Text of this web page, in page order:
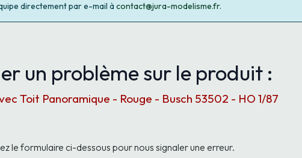
directement par e-mail à contact@jura-modelisme.fr.
un problème sur le produit :
Toit Panoramique - Rouge - Busch 53502 - HO 1/87
le formulaire ci-dessous pour nous signaler une erreur.